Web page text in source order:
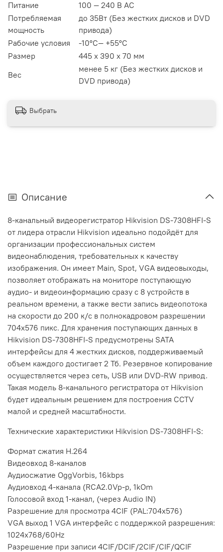
Питание
100 — 240 В АC
Потребляемая
мощность
до 35Вт (Без жестких дисков и DVD
привода)
Рабочие условия
-10°C— +55°C
Размер
445 x 390 x 70 мм
Вес
менее 5 кг (Без жестких дисков и
DVD привода)
Выбрать
Описание
8-канальный видеорегистратор Hikvision DS-7308HFI-S
от лидера отрасли Hikvision идеально подойдёт для
организации профессиональных систем
видеонаблюдения, требовательных к качеству
изображения. Он имеет Main, Spot, VGA видеовыходы,
позволяет отображать на мониторе поступающую
аудио- и видеоинформацию сразу с 8 устройств в
реальном времени, а также вести запись видеопотока
на скорости до 200 к/с в полнокадровом разрешении
704x576 пикс. Для хранения поступающих данных в
Hikvision DS-7308HFI-S предусмотрены SATA
интерфейсы для 4 жестких дисков, поддерживаемый
объем каждого достигает 2 Тб. Резервное копирование
осуществляется через сеть, USB или DVD-RW привод.
Такая модель 8-канального регистратора от Hikvision
будет идеальным решением для построения CCTV
малой и средней масштабности.
Технические характеристики Hikvision DS-7308HFI-S:
Формат сжатия H.264
Видеовход 8-каналов
Аудиосжатие OggVorbis, 16kbps
Аудиовход 4-канала (RCA2.0Vp-p, 1kOm
Голосовой вход 1-канал, (через Audio IN)
Разрешение для просмотра 4CIF (PAL:704x576)
VGA выход 1 VGA интерфейс с поддержкой разрешения:
1024х768/60Hz
Разрешение при записи 4CIF/DCIF/2CIF/CIF/QCIF